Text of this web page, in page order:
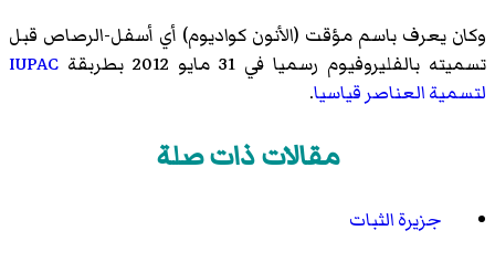
وكان يعرف باسم مؤقت (الأنون كواديوم) أي أسفل-الرصاص قبل
تسميته بالفليروفيوم رسميا في 31 مايو 2012 بطربقة
IUPAC
لتسمية العناصر قياسيا.
مقالات ذات صلة
جزيرة الثبات